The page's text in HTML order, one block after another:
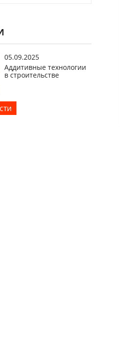
05.09.2025
Аддитивные технологии
в строительстве